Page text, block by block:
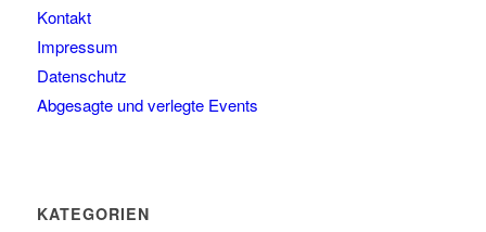
Kontakt
Impressum
Datenschutz
Abgesagte und verlegte Events
KATEGORIEN